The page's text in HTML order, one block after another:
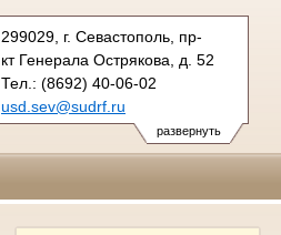
развернуть
299029, г. Севастополь, пр-
кт Генерала Острякова, д. 52
Тел.: (8692) 40-06-02
usd.sev@sudrf.ru